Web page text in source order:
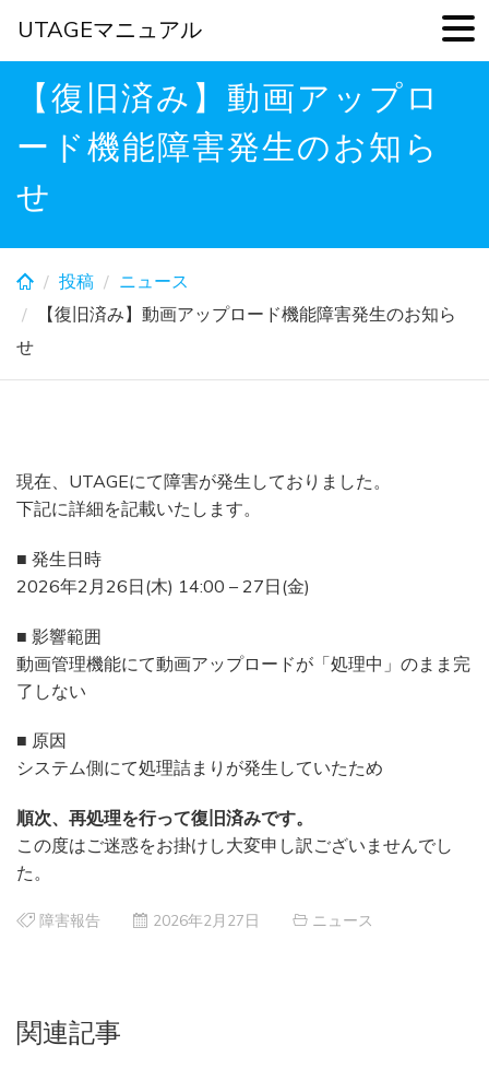
Skip
【復旧済み】動画アップロ
ード機能障害発生のお知ら
せ
投稿
ニュース
【復旧済み】動画アップロード機能障害発生のお知ら
せ
現在、UTAGEにて障害が発生しておりました。
下記に詳細を記載いたします。
■ 発生日時
2026年2月26日(木) 14:00 – 27日(金)
■ 影響範囲
動画管理機能にて動画アップロードが「処理中」のまま完
了しない
■ 原因
システム側にて処理詰まりが発生していたため
順次、再処理を行って復旧済みです。
この度はご迷惑をお掛けし大変申し訳ございませんでし
た。
障害報告 2026年2月27日 ニュース
関連記事
UTAGEマニュアル